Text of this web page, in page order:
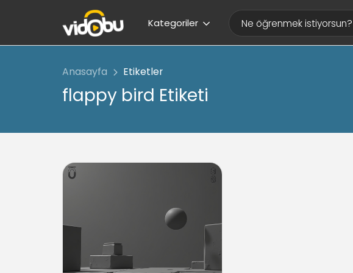
Kategoriler
Anasayfa Etiketler
flappy bird Etiketi